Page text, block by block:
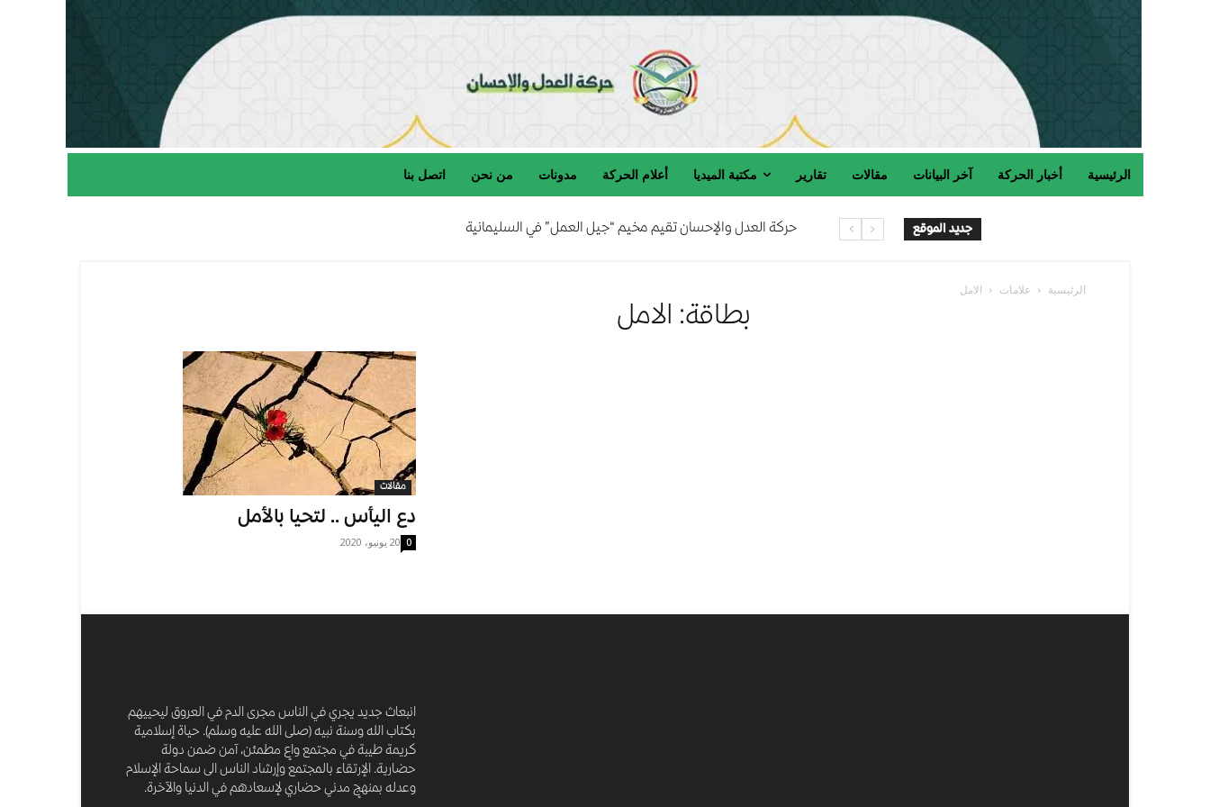
الرئيسية أخبار الحركة آخر البيانات مقالات تقارير مكتبة الميديا أعلام الحركة مدونات من نحن اتصل بنا
جديد الموقع حركة العدل والإحسان تقيم مخيم “جيل العمل” في السليمانية
الرئيسية علامات الامل
بطاقة: الامل
مقالات
دع اليأس .. لتحيا بالأمل
20 يونيو، 2020 0
انبعاث جديد يجري في الناس مجرى الدم في العروق ليحييهم
بكتاب الله وسنة نبيه (صلى الله عليه وسلم). حياة إسلامية
كريمة طيبة في مجتمع واعٍ مطمئن، آمن ضمن دولة
حضارية. الإرتقاء بالمجتمع وإرشاد الناس الى سماحة الإسلام
وعدله بمنهجٍ مدني حضاري لإسعادهم في الدنيا والآخرة.